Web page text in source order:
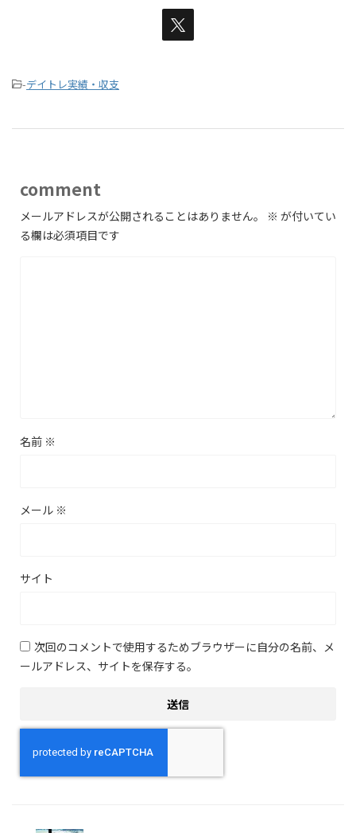
-デイトレ実績・収支
comment
メールアドレスが公開されることはありません。 ※ が付いてい
る欄は必須項目です
名前 ※
メール ※
サイト
次回のコメントで使用するためブラウザーに自分の名前、メ
ールアドレス、サイトを保存する。